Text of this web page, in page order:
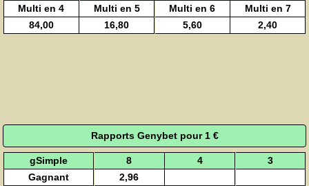
Multi en 4
Multi en 5 Multi en 6
Multi en 7
84,00
16,80 5,60 2,40
Rapports Genybet pour 1 €
gSimple 8 4
3
Gagnant
2,96